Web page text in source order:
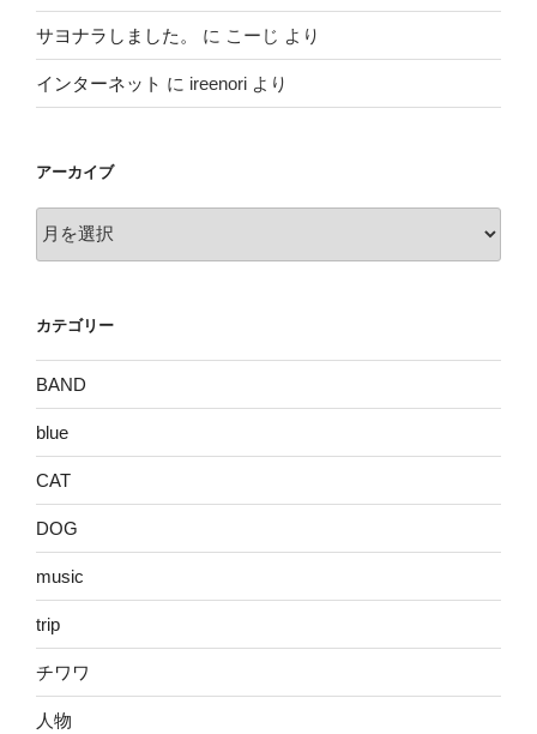
サヨナラしました。 に こーじ より
インターネット に ireenori より
アーカイブ
ー
ブ
カテゴリー
BAND
blue
CAT
DOG
music
trip
チワワ
人物